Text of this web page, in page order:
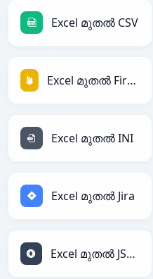
Excel മുതൽ CSV
Excel മുതൽ Firebase
Excel മുതൽ INI
Excel മുതൽ Jira
Excel മുതൽ JSON